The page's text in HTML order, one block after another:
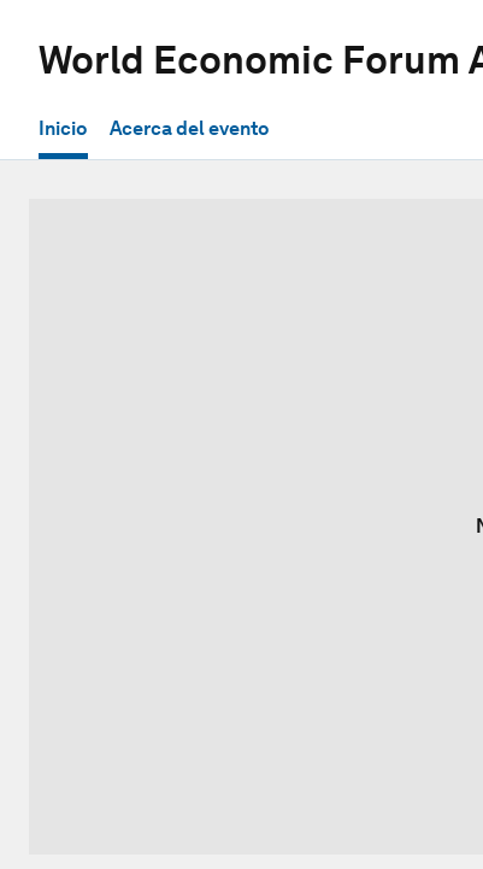
World Economic Forum
Inicio Acerca del evento